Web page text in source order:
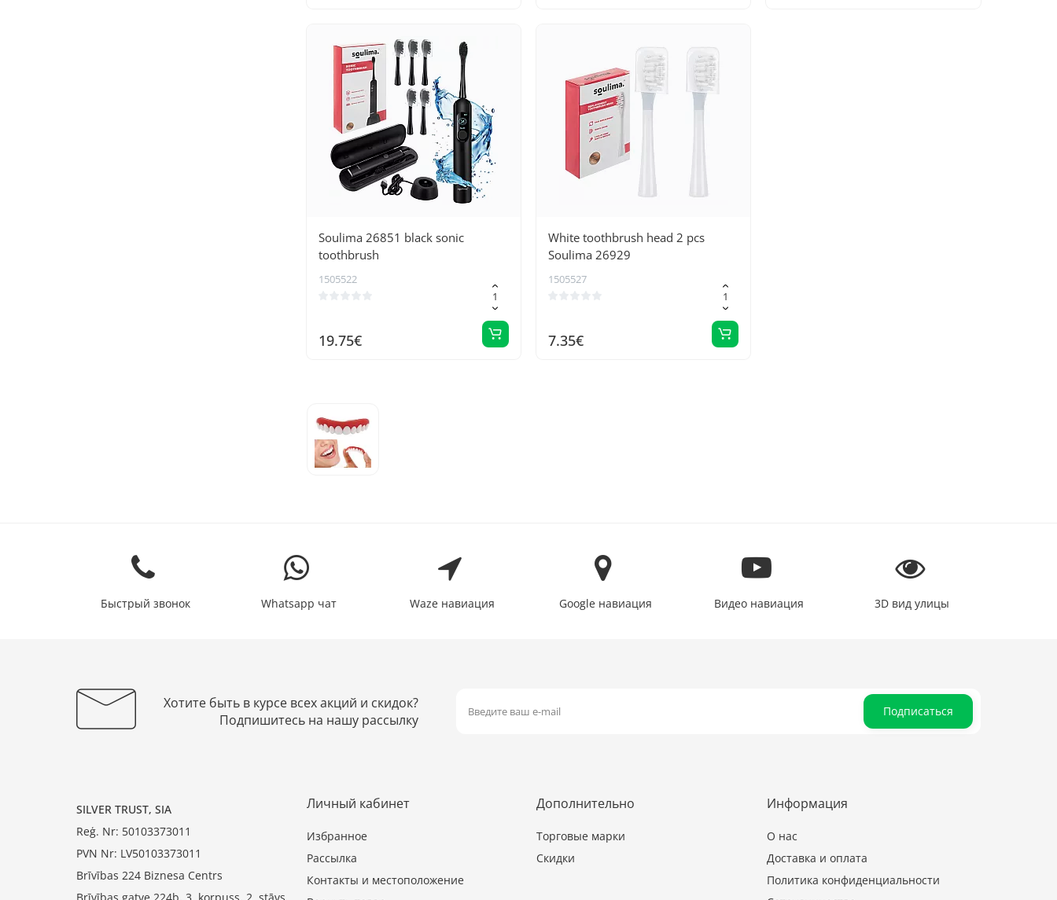
Soulima 26851 black sonic
toothbrush
1505522
19.75€
White toothbrush head 2 pcs
Soulima 26929
1505527
7.35€
Быстрый звонок Whatsapp чат Waze навиация Google навиация Видео навиация 3D вид улицы
Хотите быть в курсе всех акций и скидок?
Подпишитесь на нашу рассылку
Подписаться
SILVER TRUST, SIA
Reģ. Nr: 50103373011
PVN Nr: LV50103373011
Brīvības 224 Biznesa Centrs
Brīvības gatve 224b, 3. korpuss, 2. stāvs
Личный кабинет
Избранное
Рассылка
Контакты и местоположение
Дополнительно
Торговые марки
Скидки
Информация
О нас
Доставка и оплата
Политика конфиденциальности